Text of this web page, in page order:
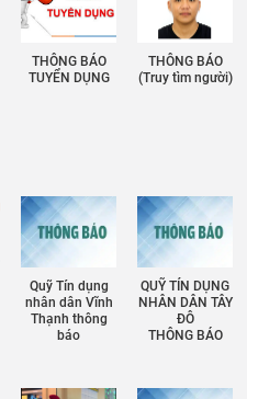
THÔNG BÁO
TUYỂN DỤNG
THÔNG BÁO
(Truy tìm người)
Quỹ Tín dụng
nhân dân Vĩnh
Thạnh thông
báo
QUỸ TÍN DỤNG
NHÂN DÂN TÂY
ĐÔ
THÔNG BÁO